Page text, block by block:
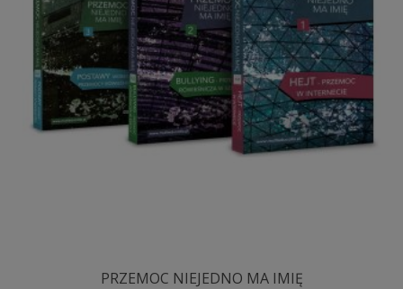
PRZEMOC NIEJEDNO MA IMIĘ